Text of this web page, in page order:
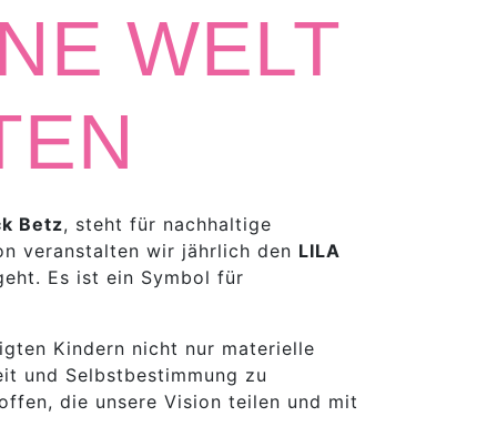
WELT
Betz, steht für nachhaltige
veranstalten wir jährlich den LILA
Es ist ein Symbol für
Kindern nicht nur materielle
und Selbstbestimmung zu
die unsere Vision teilen und mit